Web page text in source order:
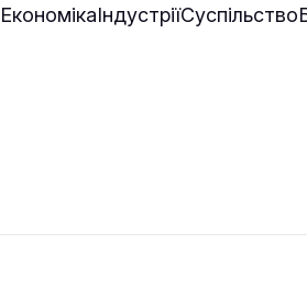
ЕкономікаІндустріїСуспільство